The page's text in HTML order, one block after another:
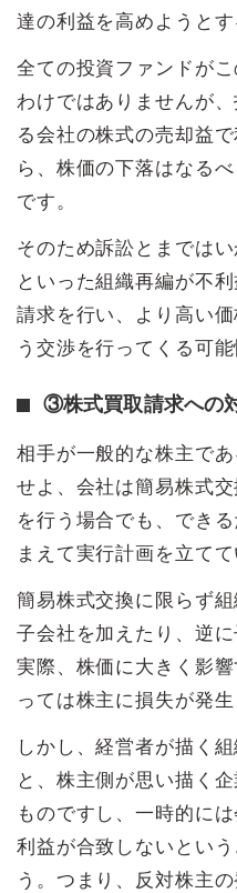
達の利益を高めようとす
全ての投資ファンドが
わけではありませんが
る会社の株式の売却益
ら、株価の下落はなる
です。
そのため訴訟とまでは
といった組織再編が不
請求を行い、より高い
う交渉を行ってくる可
③株式買取請求への
相手が一般的な株主で
せよ、会社は簡易株式
を行う場合でも、でき
まえて実行計画を立て
簡易株式交換に限らず
子会社を加えたり、逆
実際、株価に大きく影
っては株主に損失が発生
しかし、経営者が描く
と、株主側が思い描く
ものですし、一時的に
利益が合致しないとい
う。つまり、反対株主